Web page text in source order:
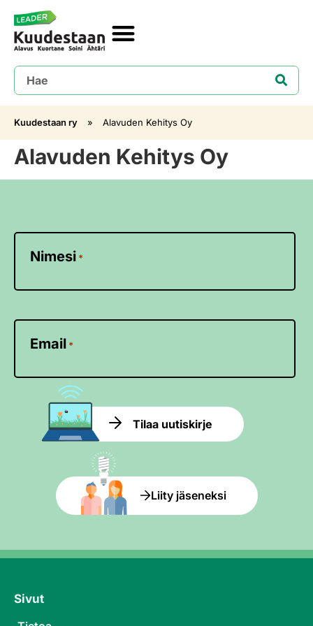
Kuudestaan ry » Alavuden Kehitys Oy
Alavuden Kehitys Oy
Nimesi *
Email *
Tilaa uutiskirje
Liity jäseneksi
Sivut